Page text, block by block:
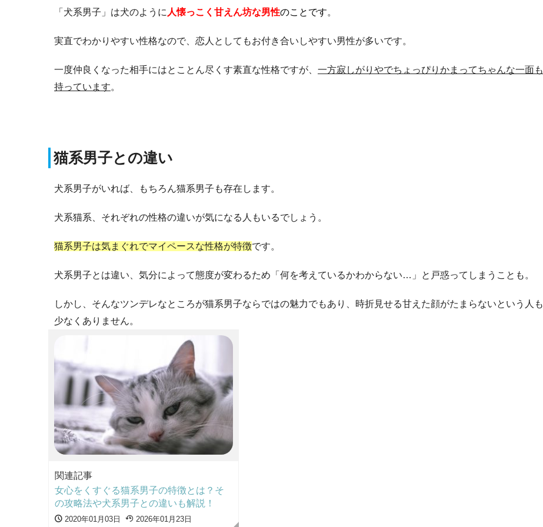
「犬系男子」は犬のように 人懐っこく甘えん坊な男性のことです。
実直でわかりやすい性格なので、恋人としてもお付き合いしやすい男性が多いです。
一度仲良くなった相手にはとことん尽くす素直な性格ですが、 一方寂しがりやでちょっぴりかまってちゃんな一面も
持っています。
猫系男子との違い
犬系男子がいれば、もちろん猫系男子も存在します。
犬系猫系、それぞれの性格の違いが気になる人もいるでしょう。
猫系男子は気まぐれでマイペースな性格が特徴です。
犬系男子とは違い、気分によって態度が変わるため「何を考えているかわからない…」と戸惑ってしまうことも。
しかし、そんなツンデレなところが猫系男子ならではの魅力でもあり、時折見せる甘えた顔がたまらないという人も
少なくありません。
関連記事
女心をくすぐる猫系男子の特徴とは？そ
の攻略法や犬系男子との違いも解説！
2020年01月03日 2026年01月23日